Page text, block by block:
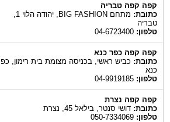
קפה קפה טבריה
כתובת:
מתחם BIG FASHION, יהודה הלוי 1,
טבריה
טלפון:04-6723400
קפה קפה כפר כנא
כתובת:כביש ראשי, בכניסה מצומת בית רימון, כפר
כנא
טלפון:04-9919185
קפה קפה נצרת
כתובת:דושי סנטר, בילאל 45, נצרת
טלפון:050-7334069